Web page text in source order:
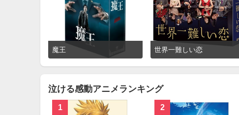
魔王 世界一難しい恋
泣ける感動アニメランキング
1 2